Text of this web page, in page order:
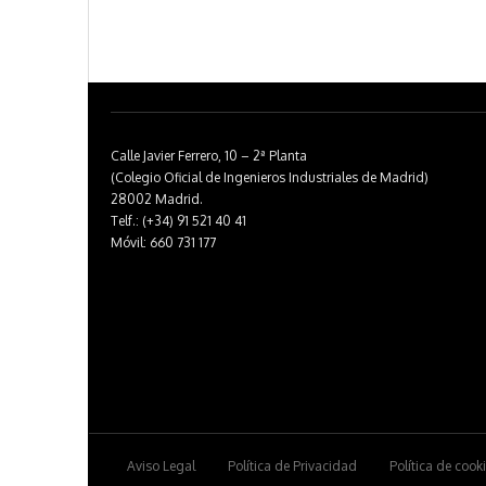
Calle Javier Ferrero, 10 – 2ª Planta
(Colegio Oficial de Ingenieros Industriales de Madrid)
28002 Madrid.
Telf.: (+34) 91 521 40 41
Móvil: 660 731 177
Aviso Legal Política de Privacidad Política de